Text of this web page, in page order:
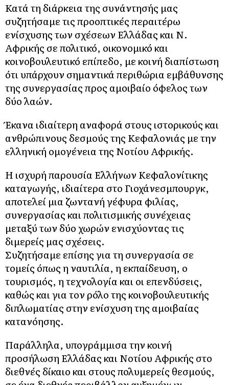
Κατά τη διάρκεια της συνάντησής μας
συζητήσαμε τις προοπτικές περαιτέρω
ενίσχυσης των σχέσεων Ελλάδας και Ν.
Αφρικής σε πολιτικό, οικονομικό και
κοινοβουλευτικό επίπεδο, με κοινή διαπίστωση
ότι υπάρχουν σημαντικά περιθώρια εμβάθυνσης
της συνεργασίας προς αμοιβαίο όφελος των
δύο λαών.
Έκανα ιδιαίτερη αναφορά στους ιστορικούς και
ανθρώπινους δεσμούς της Κεφαλονιάς με την
ελληνική ομογένεια της Νοτίου Αφρικής.
Η ισχυρή παρουσία Ελλήνων Κεφαλονίτικης
καταγωγής, ιδιαίτερα στο Γιοχάνεσμπουργκ,
αποτελεί μια ζωντανή γέφυρα φιλίας,
συνεργασίας και πολιτισμικής συνέχειας
μεταξύ των δύο χωρών ενισχύοντας τις
διμερείς μας σχέσεις.
Συζητήσαμε επίσης για τη συνεργασία σε
τομείς όπως η ναυτιλία, η εκπαίδευση, ο
τουρισμός, η τεχνολογία και οι επενδύσεις,
καθώς και για τον ρόλο της κοινοβουλευτικής
διπλωματίας στην ενίσχυση της αμοιβαίας
κατανόησης.
Παράλληλα, υπογράμμισα την κοινή
προσήλωση Ελλάδας και Νοτίου Αφρικής στο
διεθνές δίκαιο και στους πολυμερείς θεσμούς,